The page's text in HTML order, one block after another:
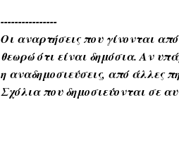
----------------
Οι αναρτήσεις που γίνονται
θεωρώ ότι είναι δημόσια. Αν
η αναδημοσιεύσεις, από άλλες
Σχόλια που δημοσιεύονται σε